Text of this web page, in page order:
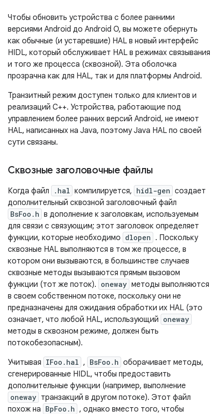
Чтобы обновить устройства с более ранними
версиями Android до Android O, вы можете обернуть
как обычные (и устаревшие) HAL в новый интерфейс
HIDL, который обслуживает HAL в режимах связывания
и того же процесса (сквозной). Эта оболочка
прозрачна как для HAL, так и для платформы Android.
Транзитный режим доступен только для клиентов и
реализаций C++. Устройства, работающие под
управлением более ранних версий Android, не имеют
HAL, написанных на Java, поэтому Java HAL по своей
сути связаны.
Сквозные заголовочные файлы
Когда файл .hal компилируется, hidl-gen создает
дополнительный сквозной заголовочный файл
BsFoo.h в дополнение к заголовкам, используемым
для связи с связующим; этот заголовок определяет
функции, которые необходимо dlopen . Поскольку
сквозные HAL выполняются в том же процессе, в
котором они вызываются, в большинстве случаев
сквозные методы вызываются прямым вызовом
функции (тот же поток). oneway методы выполняются
в своем собственном потоке, поскольку они не
предназначены для ожидания обработки их HAL (это
означает, что любой HAL, использующий oneway
методы в сквозном режиме, должен быть
потокобезопасным).
Учитывая IFoo.hal , BsFoo.h оборачивает методы,
сгенерированные HIDL, чтобы предоставить
дополнительные функции (например, выполнение
oneway транзакций в другом потоке). Этот файл
похож на BpFoo.h , однако вместо того, чтобы